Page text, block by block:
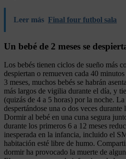
Leer más Final four futbol sala
Un bebé de 2 meses se
Los bebés tienen ciclos de sueño más
despiertan o remueven cada 40
3 meses, muchos bebés se habrán
más largos de vigilia durante el día, y
(quizás de 4 a 5 horas) por la noche.
despertándose una o dos veces durante
Dormir al bebé en una cuna segura
durante los primeros 6 a 12 meses
inesperada en la infancia, incluido el
habitación esté libre de humo.
dormir ha provocado la muerte de